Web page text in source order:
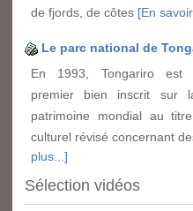
de fjords, de côtes [En
Le parc national de
En 1993, Tongariro est
premier bien inscrit sur
patrimoine mondial au
culturel révisé concernant
plus...]
Sélection vidéos